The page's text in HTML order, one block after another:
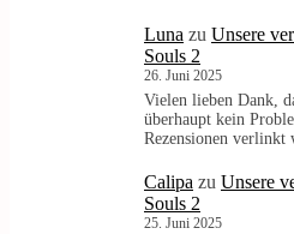
Luna zu Unsere
Souls 2
26. Juni 2025
Vielen lieben Dank,
überhaupt kein
Rezensionen verlinkt
Calipa zu Unsere
Souls 2
25. Juni 2025